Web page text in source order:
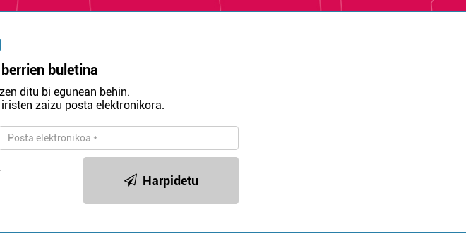
buletina
ditu bi egunean behin.
zaizu posta elektronikora.
Harpidetu